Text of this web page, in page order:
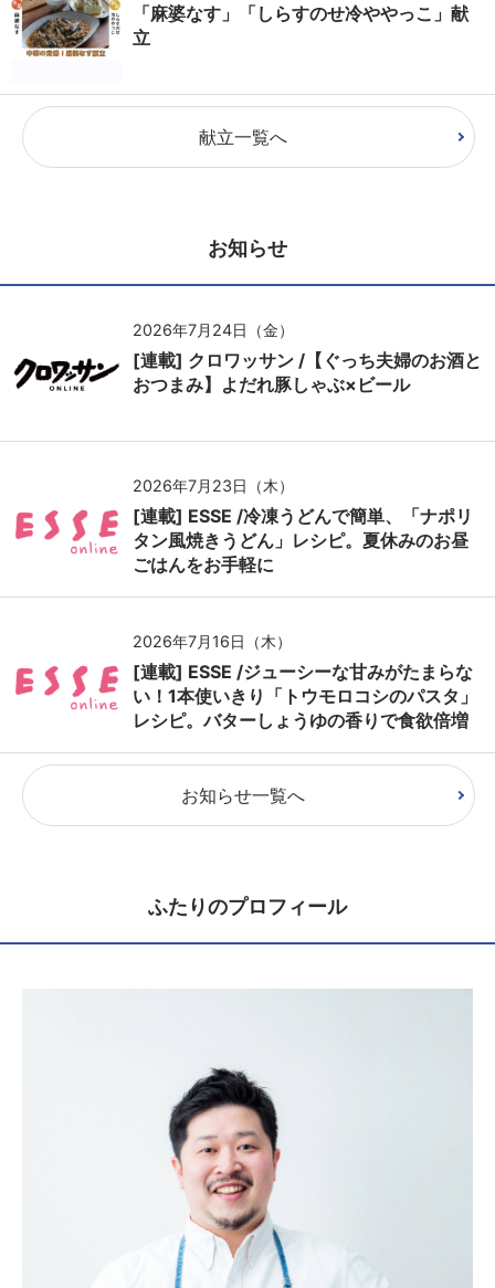
「麻婆なす」「しらすのせ冷ややっこ」献
立
献立一覧へ
お知らせ
2026年7月24日（金）
[連載] クロワッサン /【ぐっち夫婦のお酒と
おつまみ】よだれ豚しゃぶ×ビール
2026年7月23日（木）
[連載] ESSE /冷凍うどんで簡単、「ナポリ
タン風焼きうどん」レシピ。夏休みのお昼
ごはんをお手軽に
2026年7月16日（木）
[連載] ESSE /ジューシーな甘みがたまらな
い！1本使いきり「トウモロコシのパスタ」
レシピ。バターしょうゆの香りで食欲倍増
お知らせ一覧へ
ふたりのプロフィール